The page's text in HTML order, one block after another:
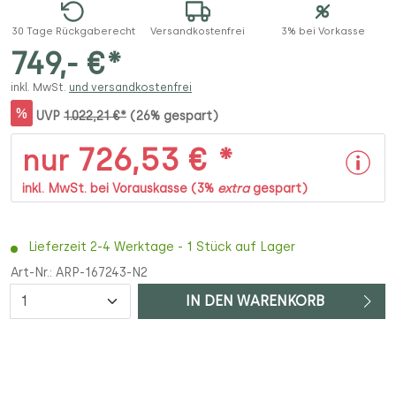
30 Tage Rückgaberecht Versandkostenfrei 3% bei Vorkasse
749,- €*
inkl. MwSt. und versandkostenfrei
% UVP 1.022,21 €* (26% gespart)
nur 726,53 € *
inkl. MwSt. bei Vorauskasse (3% extragespart)
Lieferzeit 2-4 Werktage - 1 Stück auf Lager
Art-Nr.: ARP-167243-N2
Anzahl IN DEN WARENKORB